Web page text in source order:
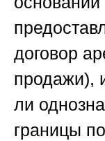
договор
продажи),
ли
границы